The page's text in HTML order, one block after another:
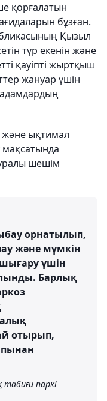
қорғалатын
бұзған.
Қызыл
түр екенін және
қауіпті жыртқыш
жануар үшін
ықтимал
шешім
орнатылып,
және мүмкін
үшін
Барлық
отырып,
паркі